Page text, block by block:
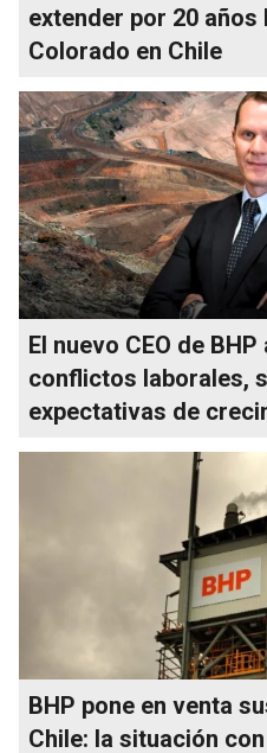
extender por 20
Colorado en Chile
El nuevo CEO de
conflictos laborales,
expectativas de
BHP pone en venta
Chile: la situación